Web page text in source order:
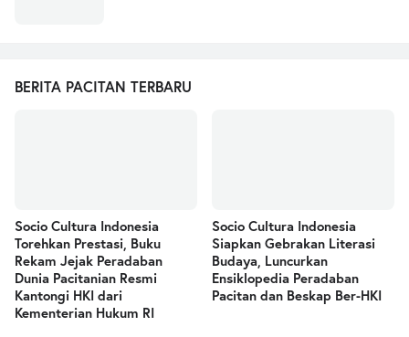
BERITA PACITAN TERBARU
Socio Cultura Indonesia
Torehkan Prestasi, Buku
Rekam Jejak Peradaban
Dunia Pacitanian Resmi
Kantongi HKI dari
Kementerian Hukum RI
Socio Cultura Indonesia
Siapkan Gebrakan Literasi
Budaya, Luncurkan
Ensiklopedia Peradaban
Pacitan dan Beskap Ber-HKI